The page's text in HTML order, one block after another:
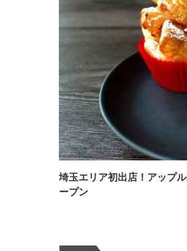
埼玉エリア初出店！アップ
ープン